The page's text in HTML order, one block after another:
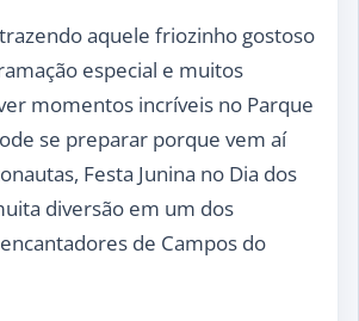
aquele friozinho gostoso
especial e muitos
momentos incríveis no Parque
se preparar porque vem aí
Festa Junina no Dia dos
diversão em um dos
de Campos do